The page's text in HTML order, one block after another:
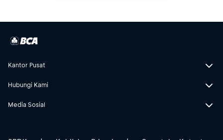
Kantor Pusat
Hubungi Kami
Media Sosial